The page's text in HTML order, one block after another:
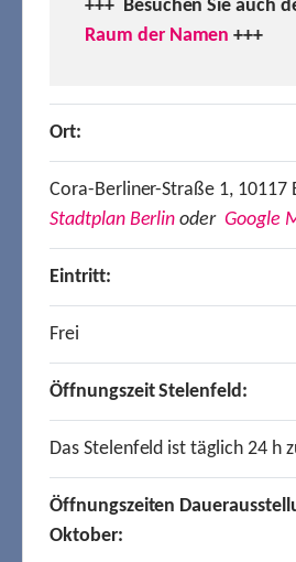
+++ Besuchen Sie auch
Raum der Namen +++
Ort:
Cora-Berliner-Straße 1, 10117
Stadtplan Berlin oder Google
Eintritt:
Frei
Öffnungszeit Stelenfeld:
Das Stelenfeld ist täglich 24 h
Öffnungszeiten
Oktober: